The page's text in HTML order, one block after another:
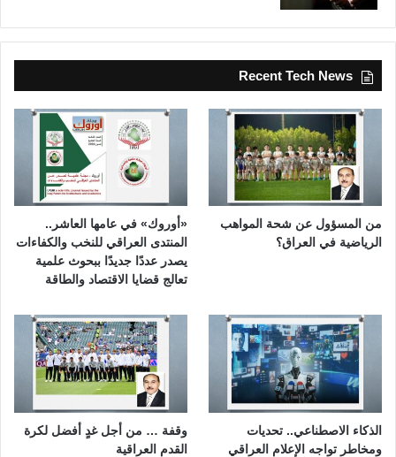
Recent Tech News
من المسؤول عن شحة المواهب
الرياضية في العراق؟
«أوروك» في عامها العاشر..
المنتدى العراقي للنخب والكفاءات
يصدر عددًا جديدًا ببحوث علمية
تعالج قضايا الاقتصاد والطاقة
الذكاء الاصطناعي.. تحديات
ومخاطر تواجه الإعلام العراقي
وقفة … من أجل غدٍ أفضل لكرة
القدم العراقية